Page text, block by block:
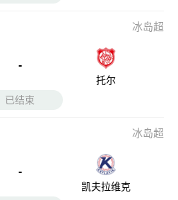
冰岛超
-
托尔
已结束
冰岛超
-
凯夫拉维克